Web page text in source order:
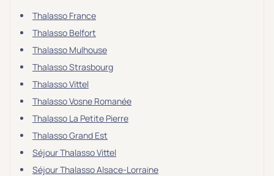
Thalasso France
Thalasso Belfort
Thalasso Mulhouse
Thalasso Strasbourg
Thalasso Vittel
Thalasso Vosne Romanée
Thalasso La Petite Pierre
Thalasso Grand Est
Séjour Thalasso Vittel
Séjour Thalasso Alsace-Lorraine